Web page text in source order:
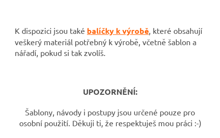
K dispozici jsou také balíčky k výrobě, které obsahují
veškerý materiál potřebný k výrobě, včetně šablon a
nářadí, pokud si tak zvolíš.
UPOZORNĚNÍ:
Šablony, návody i postupy jsou určené pouze pro
osobní použití. Děkuji ti, že respektuješ mou práci :-)